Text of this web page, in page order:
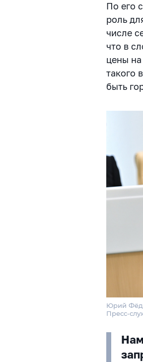
По его
роль
числе
что в
цены
такого
быть
Юрий
Пресс-